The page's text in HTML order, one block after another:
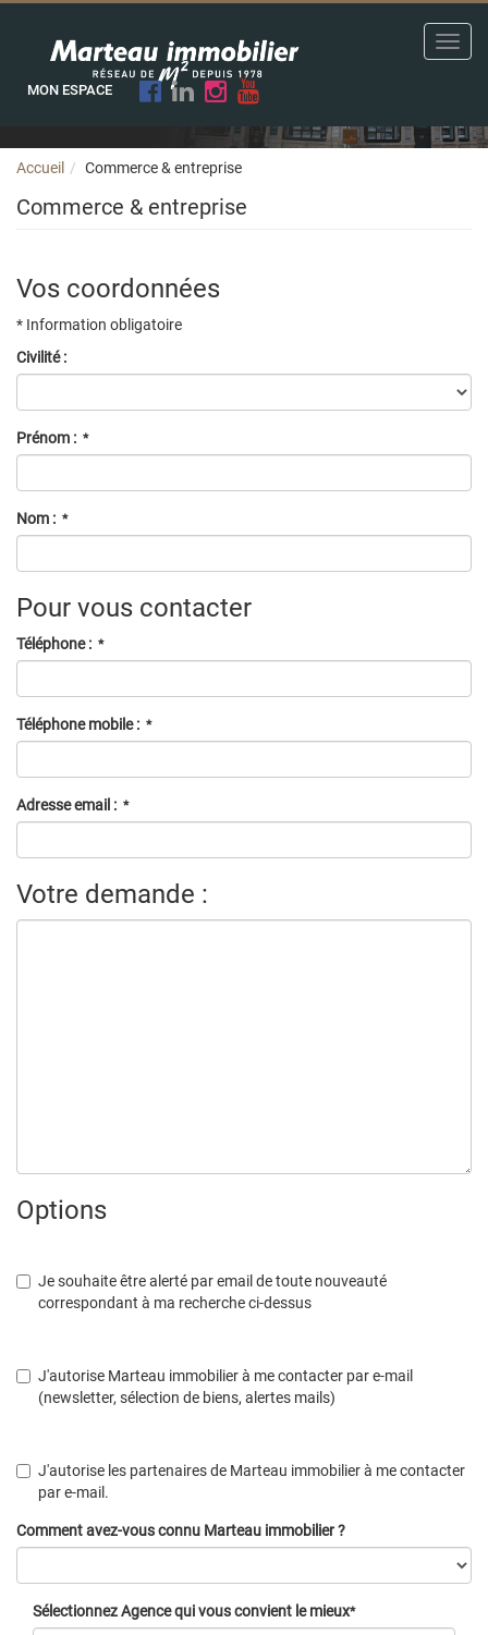
MON ESPACE
Accueil Commerce & entreprise
Commerce & entreprise
Vos coordonnées
* Information obligatoire
Civilité :
Prénom : *
Nom : *
Pour vous contacter
Téléphone : *
Téléphone mobile : *
Adresse email : *
Votre demande :
Options
Je souhaite être alerté par email de toute nouveauté
correspondant à ma recherche ci-dessus
J'autorise Marteau immobilier à me contacter par e-mail
(newsletter, sélection de biens, alertes mails)
J'autorise les partenaires de Marteau immobilier à me contacter
par e-mail.
Comment avez-vous connu Marteau immobilier ?
Sélectionnez Agence qui vous convient le mieux*